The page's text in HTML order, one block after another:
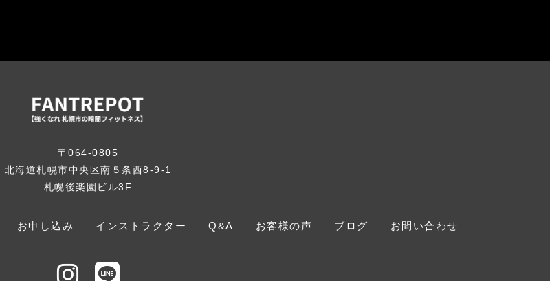
〒064-0805
北海道札幌市中央区南５条西8-9-1
札幌後楽園ビル3F
お申し込み インストラクター Q&A お客様の声 ブログ お問い合わせ